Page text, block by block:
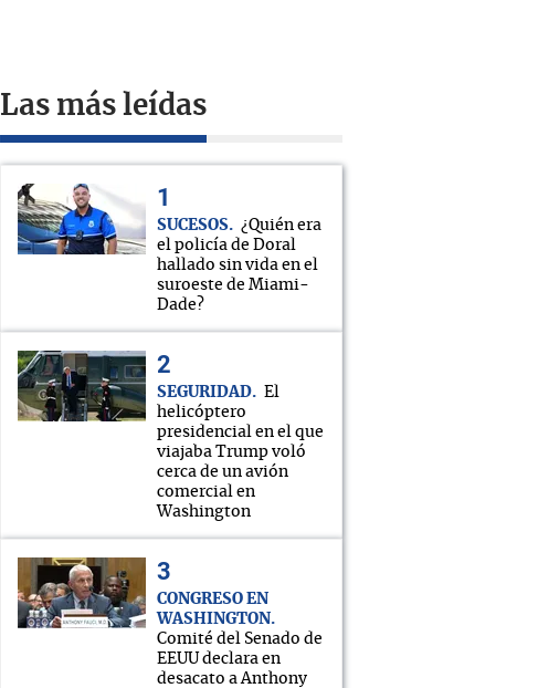
Las más leídas
SUCESOS
¿Quién era
el policía de Doral
hallado sin vida en el
suroeste de Miami-
Dade?
SEGURIDAD
El
helicóptero
presidencial en el que
viajaba Trump voló
cerca de un avión
comercial en
Washington
CONGRESO EN
WASHINGTON
Comité del Senado de
EEUU declara en
desacato a Anthony